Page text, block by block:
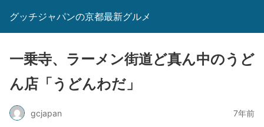
グッチジャパンの京都最新グルメ
一乗寺、ラーメン街道ど真ん中のうど
ん店「うどんわだ」
gcjapan 7年前